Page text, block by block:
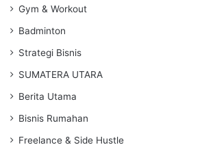
Gym & Workout
Badminton
Strategi Bisnis
SUMATERA UTARA
Berita Utama
Bisnis Rumahan
Freelance & Side Hustle